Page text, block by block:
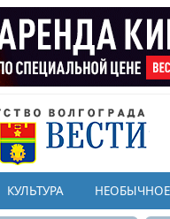
КУЛЬТУРА НЕОБЫЧНОЕ